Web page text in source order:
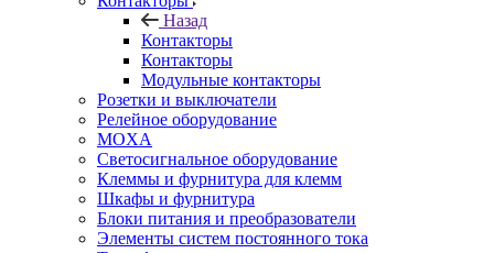
Назад
Контакторы
Контакторы
Модульные контакторы
Розетки и выключатели
Релейное оборудование
MOXA
Светосигнальное оборудование
Клеммы и фурнитура для клемм
Шкафы и фурнитура
Блоки питания и преобразователи
Элементы систем постоянного тока